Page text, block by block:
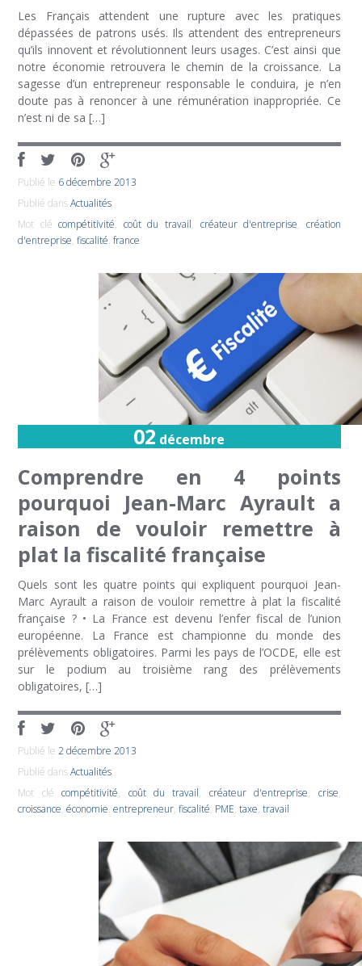
Les Français attendent une rupture avec les pratiques
dépassées de patrons usés. Ils attendent des entrepreneurs
qu’ils innovent et révolutionnent leurs usages. C’est ainsi que
notre économie retrouvera le chemin de la croissance. La
sagesse d’un entrepreneur responsable le conduira, je n’en
doute pas à renoncer à une rémunération inappropriée. Ce
n’est ni de sa […]
Publié le 6 décembre 2013
Publié dansActualités
Mot clécompétitivité, coût du travail, créateur d'entreprise, création
d'entreprise,fiscalité,france
02 décembre
Comprendre en 4 points
pourquoi Jean-Marc Ayrault a
raison de vouloir remettre à
plat la fiscalité française
Quels sont les quatre points qui expliquent pourquoi Jean-
Marc Ayrault a raison de vouloir remettre à plat la fiscalité
française ? • La France est devenu l’enfer fiscal de l’union
européenne. La France est championne du monde des
prélèvements obligatoires. Parmi les pays de l’OCDE, elle est
sur le podium au troisième rang des prélèvements
obligatoires, […]
Publié le2 décembre 2013
Publié dansActualités
Mot clécompétitivité, coût du travail, créateur d'entreprise, crise,
croissance,économie,entrepreneur,fiscalité, PME,taxe,travail